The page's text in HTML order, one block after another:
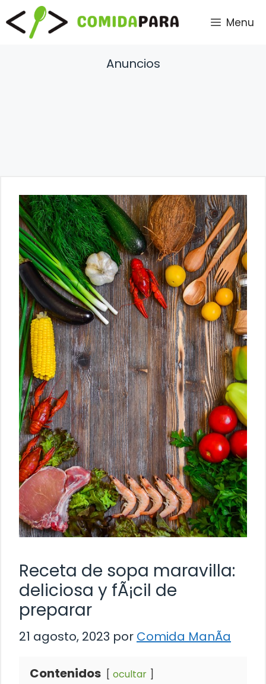
Saltar
al
contenido
Menu
Anuncios
Receta de sopa maravilla:
deliciosa y fÃ¡cil de
preparar
21 agosto, 2023 por Comida ManÃ­a
Contenidos ocultar